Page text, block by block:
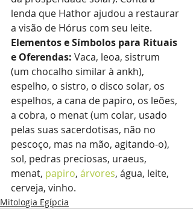
lenda que Hathor ajudou a restaurar
a visão de Hórus com seu leite.
Elementos e Símbolos para Rituais
e Oferendas: Vaca, leoa, sistrum
(um chocalho similar à ankh),
espelho, o sistro, o disco solar, os
espelhos, a cana de papiro, os leões,
a cobra, o menat (um colar, usado
pelas suas sacerdotisas, não no
pescoço, mas na mão, agitando-o),
sol, pedras preciosas, uraeus,
menat, papiro, árvores, água, leite,
cerveja, vinho.
Mitologia Egípcia